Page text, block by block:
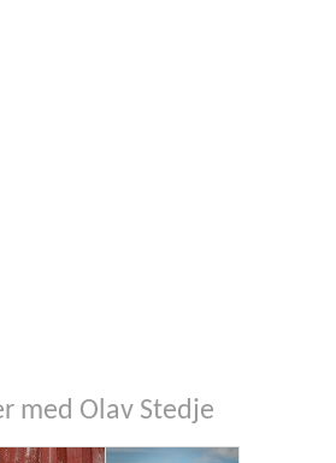
med Olav Stedje